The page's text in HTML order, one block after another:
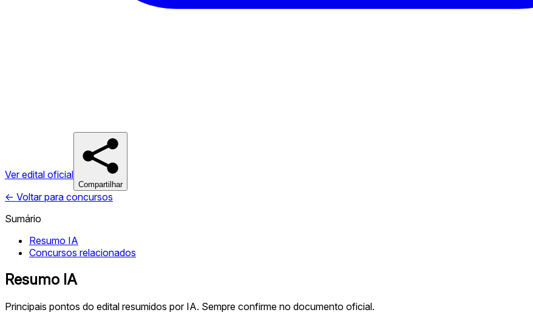
Ver edital oficial
Compartilhar
← Voltar para concursos
Sumário
Resumo IA
Concursos relacionados
Resumo IA
Principais pontos do edital resumidos por IA. Sempre confirme no documento oficial.